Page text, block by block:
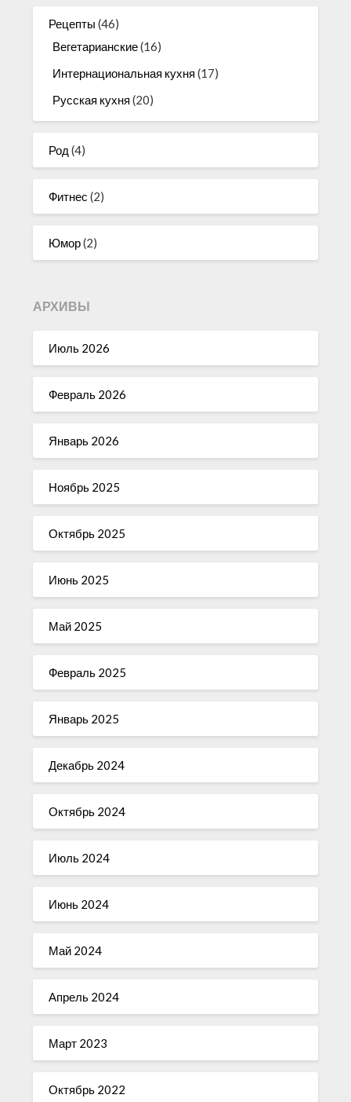
Рецепты (46)
Вегетарианские(16)
Интернациональная кухня (17)
Русская кухня (20)
Род (4)
Фитнес (2)
Юмор(2)
АРХИВЫ
Июль 2026
Февраль 2026
Январь 2026
Ноябрь 2025
Октябрь 2025
Июнь 2025
Май 2025
Февраль 2025
Январь 2025
Декабрь 2024
Октябрь 2024
Июль 2024
Июнь 2024
Май 2024
Апрель 2024
Март 2023
Октябрь 2022